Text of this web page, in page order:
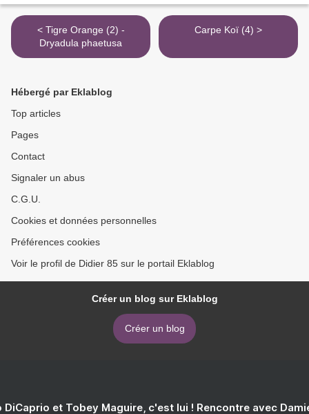
< Tigre Orange (2) -
Dryadula phaetusa
Carpe Koï (4) >
Hébergé par Eklablog
Top articles
Pages
Contact
Signaler un abus
C.G.U.
Cookies et données personnelles
Préférences cookies
Voir le profil de Didier 85 sur le portail Eklablog
Créer un blog sur Eklablog
Créer un blog
DiCaprio et Tobey Maguire, c'est lui ! Rencontre avec